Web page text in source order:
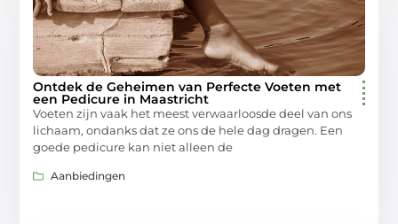
Ontdek de Geheimen van Perfecte Voeten met
een Pedicure in Maastricht
Voeten zijn vaak het meest verwaarloosde deel van ons
lichaam, ondanks dat ze ons de hele dag dragen. Een
goede pedicure kan niet alleen de
Aanbiedingen